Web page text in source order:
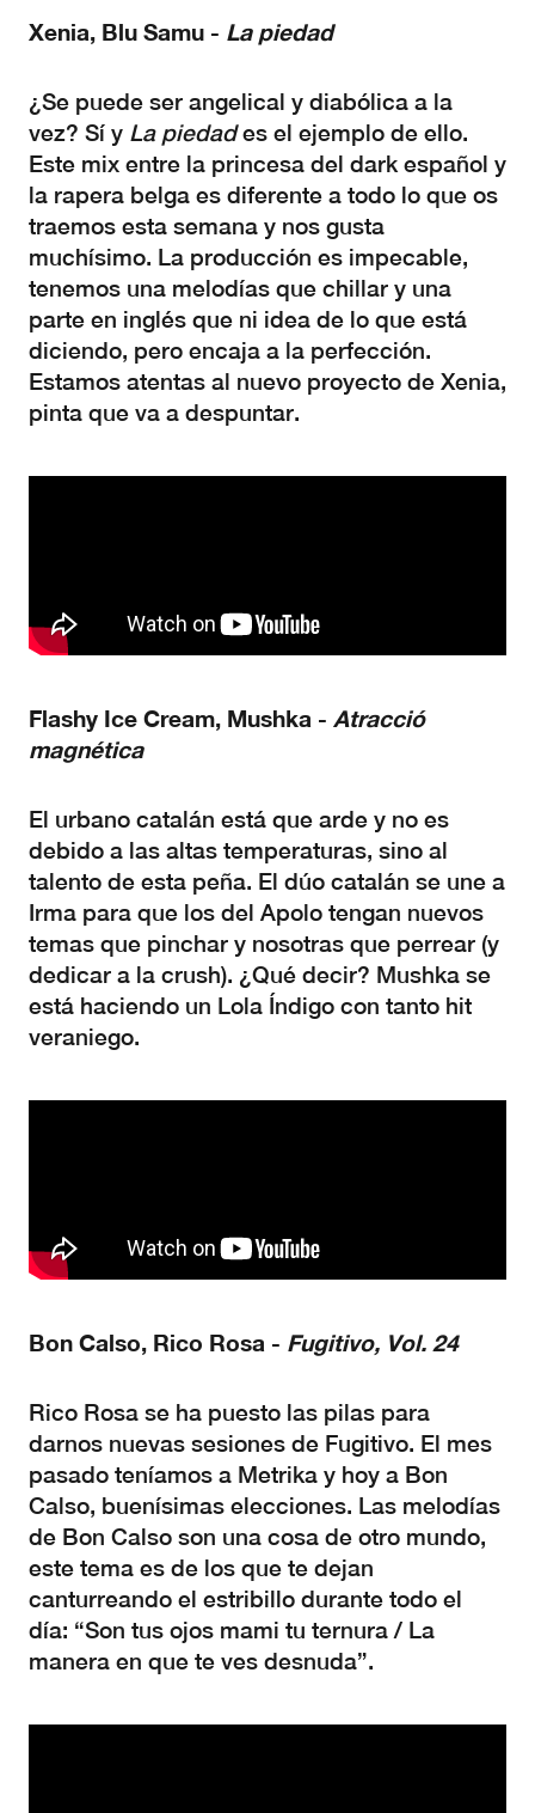
Xenia, Blu Samu - La piedad
¿Se puede ser angelical y diabólica a la
vez? Sí y La piedades el ejemplo de ello.
Este mix entre la princesa del dark español y
la rapera belga es diferente a todo lo que os
traemos esta semana y nos gusta
muchísimo. La producción es impecable,
tenemos una melodías que chillar y una
parte en inglés que ni idea de lo que está
diciendo, pero encaja a la perfección.
Estamos atentas al nuevo proyecto de Xenia,
pinta que va a despuntar.
Flashy Ice Cream, Mushka - Atracció
magnética
El urbano catalán está que arde y no es
debido a las altas temperaturas, sino al
talento de esta peña. El dúo catalán se une a
Irma para que los del Apolo tengan nuevos
temas que pinchar y nosotras que perrear (y
dedicar a la crush). ¿Qué decir? Mushka se
está haciendo un Lola Índigo con tanto hit
veraniego.
Bon Calso, Rico Rosa - Fugitivo, Vol. 24
Rico Rosa se ha puesto las pilas para
darnos nuevas sesiones de Fugitivo. El mes
pasado teníamos a Metrika y hoy a Bon
Calso, buenísimas elecciones. Las melodías
de Bon Calso son una cosa de otro mundo,
este tema es de los que te dejan
canturreando el estribillo durante todo el
día: “Son tus ojos mami tu ternura / La
manera en que te ves desnuda”.